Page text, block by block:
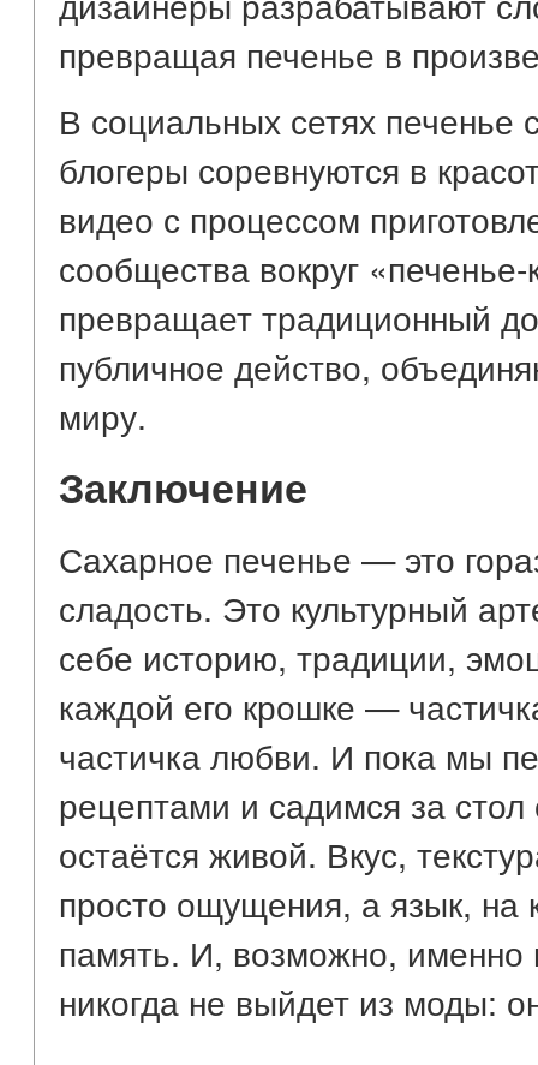
превращая печенье в
В социальных сетях
блогеры соревнуются в
видео с процессом
сообщества вокруг
превращает традиционный
публичное действо,
миру.
Заключение
Сахарное печенье — это
сладость. Это культурный
себе историю, традиции,
каждой его крошке —
частичка любви. И пока мы
рецептами и садимся за стол
остаётся живой. Вкус,
просто ощущения, а язык, на
память. И, возможно, именно
никогда не выйдет из моды: